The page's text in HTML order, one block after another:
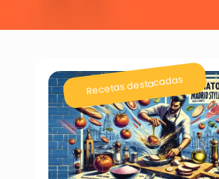
Recetas destacadas